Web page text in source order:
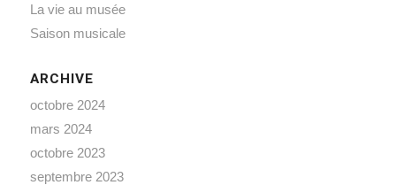
La vie au musée
Saison musicale
ARCHIVE
octobre 2024
mars 2024
octobre 2023
septembre 2023